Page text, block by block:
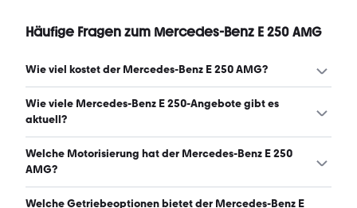
Häufige Fragen zum Mercedes-Benz E 250 AMG
Wie viel kostet der Mercedes-Benz E 250 AMG?
Ein guter Preis für einen Mercedes-Benz E 250 AMG liegt
zwischen 12.399 € und 20.900 €. Leasingangebote
Wie viele Mercedes-Benz E 250-Angebote gibt es
aktuell?
Es gibt insgesamt 121 Mercedes-Benz E 250 bei
mobile.de, davon 121 Gebraucht- und 0 Neuwagen.
Welche Motorisierung hat der Mercedes-Benz E 250
AMG?
Der Mercedes-Benz E 250 AMG hat Leistungen zwischen
Welche Getriebeoptionen bietet der Mercedes-Benz E